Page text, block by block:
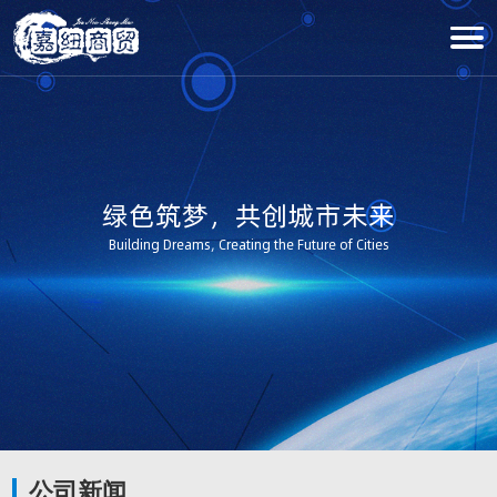
绿色筑梦，共创城市未来
Building Dreams, Creating the Future of Cities